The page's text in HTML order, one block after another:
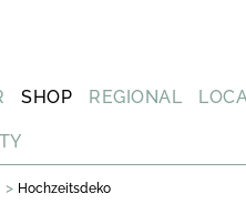
SHOP REGIONAL
> Hochzeitsdeko